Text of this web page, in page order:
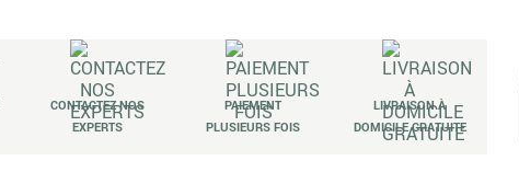
CONTACTEZ NOS
EXPERTS
PAIEMENT
PLUSIEURS FOIS
LIVRAISON À
DOMICILE GRATUITE